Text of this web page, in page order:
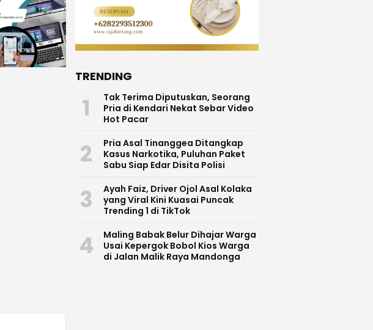
TRENDING
1
Tak Terima Diputuskan, Seorang
Pria di Kendari Nekat Sebar Video
Hot Pacar
2
Pria Asal Tinanggea Ditangkap
Kasus Narkotika, Puluhan Paket
Sabu Siap Edar Disita Polisi
3
Ayah Faiz, Driver Ojol Asal Kolaka
yang Viral Kini Kuasai Puncak
Trending 1 di TikTok
4
Maling Babak Belur Dihajar Warga
Usai Kepergok Bobol Kios Warga
di Jalan Malik Raya Mandonga